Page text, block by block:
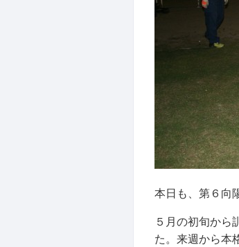
本日も、第６向
５月の初旬から
た。来週から本